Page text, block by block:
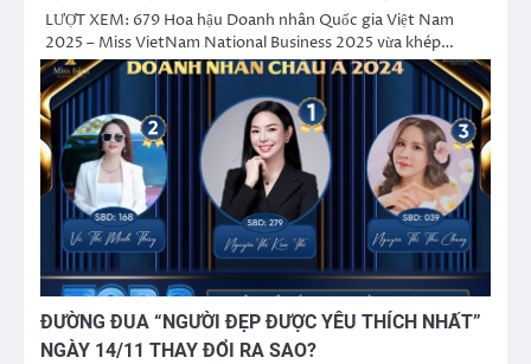
LƯỢT XEM: 679 Hoa hậu Doanh nhân Quốc gia Việt Nam
2025 – Miss VietNam National Business 2025 vừa khép…
ĐƯỜNG ĐUA “NGƯỜI ĐẸP ĐƯỢC YÊU THÍCH NHẤT”
NGÀY 14/11 THAY ĐỔI RA SAO?